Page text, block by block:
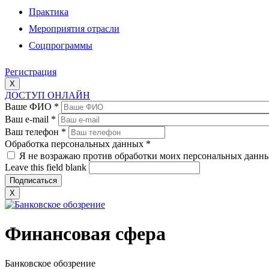
Практика
Мероприятия отрасли
Соцпрограммы
Регистрация
X
ДОСТУП ОНЛАЙН
Ваше ФИО *
Ваш e-mail *
Ваш телефон *
Обработка персональных данных *
Я не возражаю против обработки моих персональных
Leave this field blank
X
Финансовая сфера
Банковское обозрение